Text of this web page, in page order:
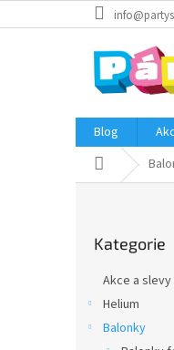
na
Blog
Domů
kategorie
Kategorie
Akce a slevy
Helium
Balonky